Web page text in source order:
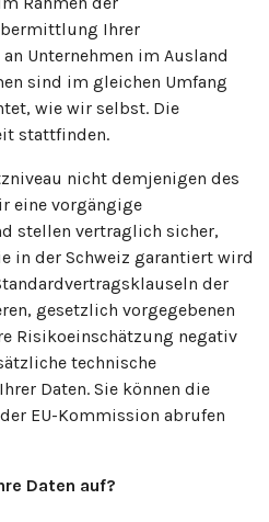
Ihrer
Unternehmen im Ausland
sind im gleichen Umfang
wie wir selbst. Die
stattfinden.
nicht demjenigen des
eine vorgängige
stellen vertraglich sicher,
in der Schweiz garantiert wird
der
gesetzlich vorgegebenen
Risikoeinschätzung negativ
technische
Daten. Sie können die
EU-Kommission abrufen
Daten auf?